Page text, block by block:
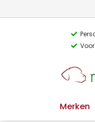
Merken
Verbergen
Waar ben je naar